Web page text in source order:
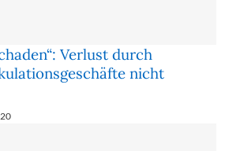
Verlust durch
nicht